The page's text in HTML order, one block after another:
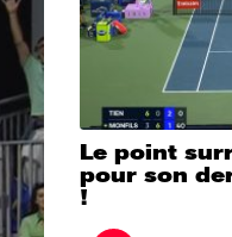
Le point
pour son
!